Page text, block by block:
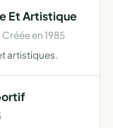
Et Artistique
Créée en 1985
artistiques.